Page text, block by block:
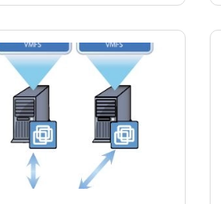
افزاری” در دسترس خواهد بود.